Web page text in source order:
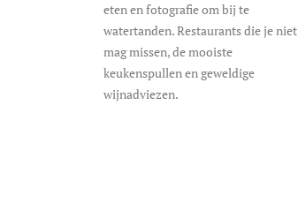
eten en fotografie om bij te
watertanden. Restaurants die je niet
mag missen, de mooiste
keukenspullen en geweldige
wijnadviezen.